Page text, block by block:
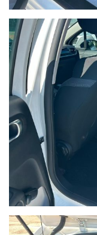
- Misto/Combo 104,9